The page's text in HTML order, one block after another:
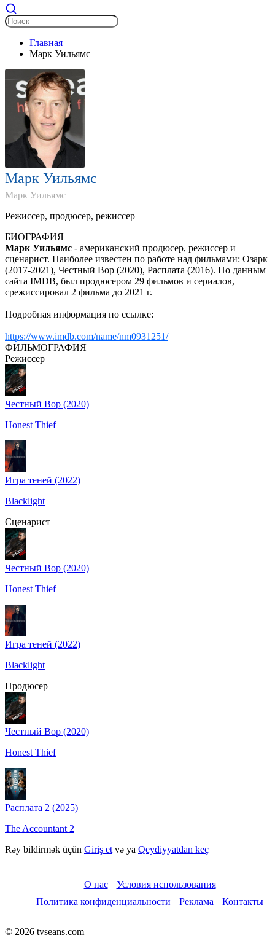
Главная
Марк Уильямс
Марк Уильямс
Марк Уильямс
Режиссер, продюсер, режиссер
БИОГРАФИЯ
Марк Уильямс - американский продюсер, режиссер и
сценарист. Наиболее известен по работе над фильмами: Озарк
(2017-2021), Честный Вор (2020), Расплата (2016). По данным
сайта IMDB, был продюсером 29 фильмов и сериалов,
срежиссировал 2 фильма до 2021 г.
Подробная информация по ссылке:
https://www.imdb.com/name/nm0931251/
ФИЛЬМОГРАФИЯ
Режиссер
Честный Вор (2020)
Honest Thief
Игра теней (2022)
Blacklight
Сценарист
Честный Вор (2020)
Honest Thief
Игра теней (2022)
Blacklight
Продюсер
Честный Вор (2020)
Honest Thief
Расплата 2 (2025)
The Accountant 2
Rəy bildirmək üçün Giriş etvə ya Qeydiyyatdan keç
О нас
Условия использования
Политика конфиденциальности
Реклама Контакты
© 2026 tvseans.com